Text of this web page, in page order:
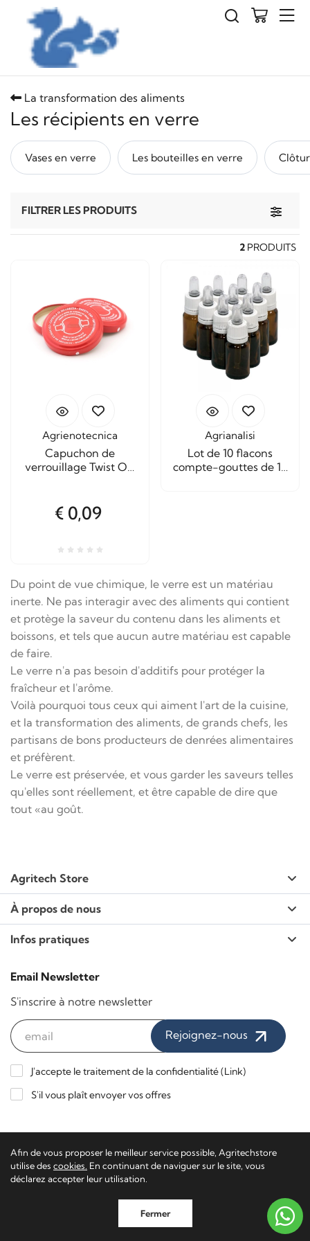
La transformation des aliments
Les récipients en verre
Vases en verre Les bouteilles en verre
Toggle
FILTRER LES PRODUITS
2 PRODUITS
Agrienotecnica
Capuchon de
verrouillage Twist Off
€ 0,09
Agrianalisi
Lot de 10 flacons
compte-gouttes de 10
Du point de vue chimique, le verre est un matériau
inerte. Ne pas interagir avec des aliments qui contient
et protège la saveur du contenu dans les aliments et
boissons, et tels que aucun autre matériau est capable
de faire.
Le verre n'a pas besoin d'additifs pour protéger la
fraîcheur et l'arôme.
Voilà pourquoi tous ceux qui aiment l'art de la cuisine,
et la transformation des aliments, de grands chefs, les
partisans de bons producteurs de denrées alimentaires
et préfèrent.
Le verre est préservée, et vous garder les saveurs telles
qu'elles sont réellement, et être capable de dire que
tout «au goût.
Agritech Store
À propos de nous
Infos pratiques
Email Newsletter
S'inscrire à notre newsletter
Rejoignez-nous
J'accepte le traitement de la confidentialité (Link)
S'il vous plaît envoyer vos offres
Paiements sécurisés / Livraison express
Agritech Store - TVA 02116650223 - TN-201340
Software
Ecommerce by Daisuke®
Afin de vous proposer le meilleur service possible, Agritechstore
utilise des cookies. En continuant de naviguer sur le site, vous
déclarez accepter leur utilisation.
Fermer